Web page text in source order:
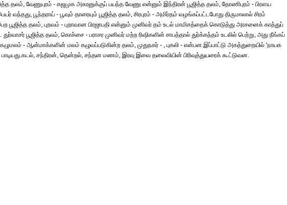
தலம், வேணுபுரம் - கஜமுக அசுரனுக்குப் பயந்த வேணு என்னும் இந்திரன் பூஜித்த தலம், தோணிபுரம் - பிரளய
பூந்தராய் - பூவும் தாரையும் பூஜித்த தலம், சிரபுரம் - அமிர்தம் வழங்கப்பட்டபோது திருமாலால் சிரம்
பூஜித்த தலம், புறவம் - புறாவான பிரஜாபதி என்னும் முனிவர் தம் உடல் மாமிசத்தைக் கொடுத்து அரசனைக் காத்துப்
பூஜித்த தலம், கொச்சை - பராசர முனிவர் மற்ற ரிஷிகளின் சாபத்தால் துர்க்கந்தம் உடலில் பெற்று, அது நீங்கப்
கழுமலம் - ஆன்மாக்களின் மலம் கழுவப்படுகின்ற தலம், முதுநகர் - , புகலி - என்பன.இப்பாட்டு அகத்துறையில் 'நாயக
பாடியது.கடல், சந்திரன், தென்றல், சந்தன மணம், இரவு இவை தலைவியின் பிரிவுத்துயரைக் கூட்டுவன.